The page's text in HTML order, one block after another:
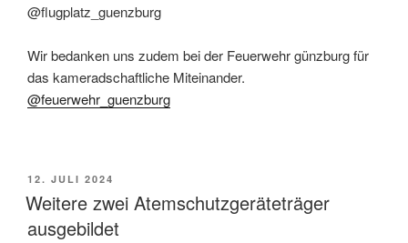
@flugplatz_guenzburg
Wir bedanken uns zudem bei der Feuerwehr günzburg für
das kameradschaftliche Miteinander.
@feuerwehr_guenzburg
VERÖFFENTLICHT
AM
12. JULI 2024
Weitere zwei Atemschutzgeräteträger
ausgebildet